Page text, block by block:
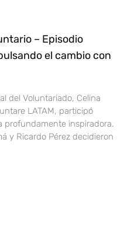
– Episodio
el cambio con
del Voluntariado, Celina
LATAM, participó
profundamente inspiradora.
y Ricardo Pérez decidieron